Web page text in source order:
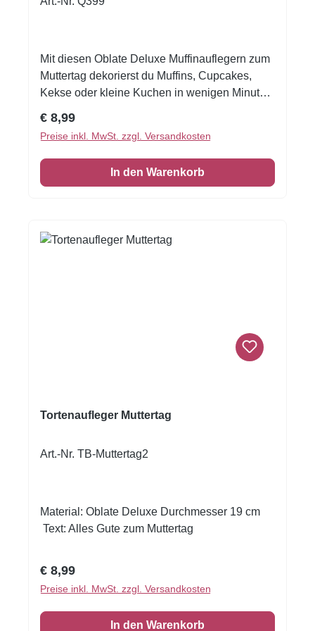
Mit diesen Oblate Deluxe Muffinauflegern zum
Muttertag dekorierst du Muffins, Cupcakes,
Kekse oder kleine Kuchen in wenigen Minuten
noch nie zuvor dekoriert hast. Der A4-Bogen ist
flexibel zuschneidbar, dadurch passt du die
Aufleger exakt an deine gewünschte Größe an:
schnell, sauber, fotogen. Perfekt für
Regulärer Preis:
€ 8,99
Preise inkl. MwSt. zzgl. Versandkosten
In den Warenkorb
Tortenaufleger Muttertag
Art.-Nr. TB-Muttertag2
Material: Oblate Deluxe Durchmesser 19 cm
Text: Alles Gute zum Muttertag
Regulärer Preis:
€ 8,99
Preise inkl. MwSt. zzgl. Versandkosten
In den Warenkorb